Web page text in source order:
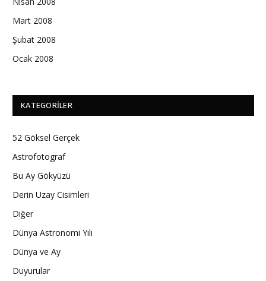
Mart 2008
Şubat 2008
Ocak 2008
KATEGORILER
52 Göksel Gerçek
Astrofotograf
Bu Ay Gökyüzü
Derin Uzay Cisimleri
Diğer
Dünya Astronomi Yılı
Dünya ve Ay
Duyurular